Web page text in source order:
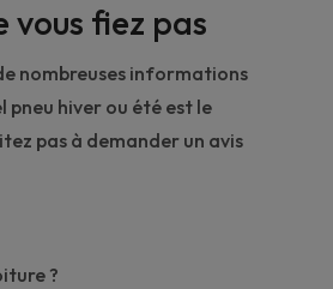
vous fiez pas
nombreuses informations
pneu hiver ou été est le
pas à demander un avis
?